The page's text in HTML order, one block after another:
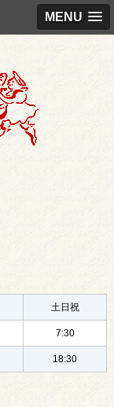
MENU
土日祝
7:30
18:30